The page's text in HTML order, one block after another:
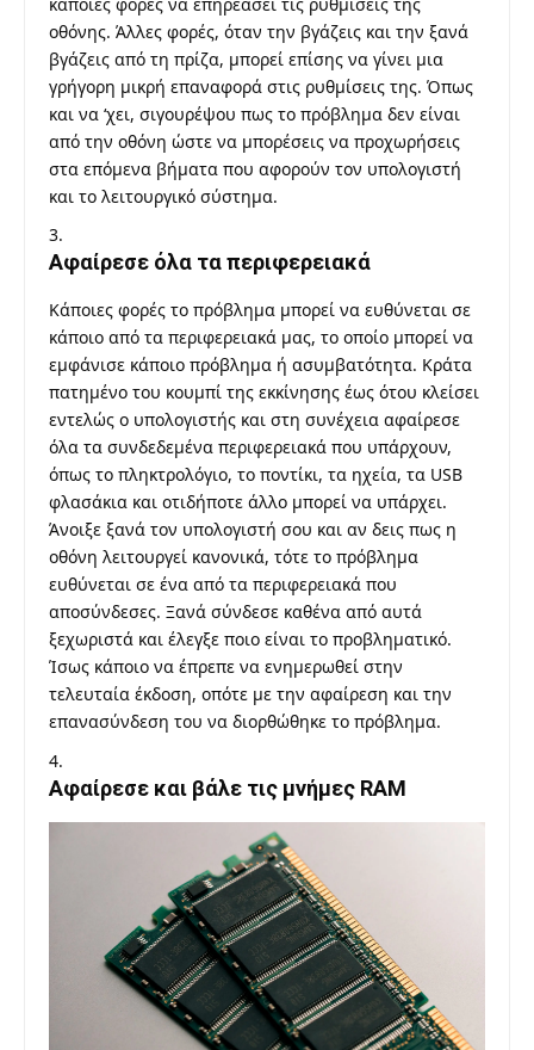
οθόνης. Άλλες φορές, όταν την βγάζεις και την ξανά
βγάζεις από τη πρίζα, μπορεί επίσης να γίνει μια
γρήγορη μικρή επαναφορά στις ρυθμίσεις της. Όπως
και να ‘χει, σιγουρέψου πως το πρόβλημα δεν είναι
από την οθόνη ώστε να μπορέσεις να προχωρήσεις
στα επόμενα βήματα που αφορούν τον υπολογιστή
και το λειτουργικό σύστημα.
Αφαίρεσε όλα τα περιφερειακά
Κάποιες φορές το πρόβλημα μπορεί να ευθύνεται σε
κάποιο από τα περιφερειακά μας, το οποίο μπορεί να
εμφάνισε κάποιο πρόβλημα ή ασυμβατότητα. Κράτα
πατημένο του κουμπί της εκκίνησης έως ότου κλείσει
εντελώς ο υπολογιστής και στη συνέχεια αφαίρεσε
όλα τα συνδεδεμένα περιφερειακά που υπάρχουν,
όπως το πληκτρολόγιο, το ποντίκι, τα ηχεία, τα USB
φλασάκια και οτιδήποτε άλλο μπορεί να υπάρχει.
Άνοιξε ξανά τον υπολογιστή σου και αν δεις πως η
οθόνη λειτουργεί κανονικά, τότε το πρόβλημα
ευθύνεται σε ένα από τα περιφερειακά που
αποσύνδεσες. Ξανά σύνδεσε καθένα από αυτά
ξεχωριστά και έλεγξε ποιο είναι το προβληματικό.
Ίσως κάποιο να έπρεπε να ενημερωθεί στην
τελευταία έκδοση, οπότε με την αφαίρεση και την
επανασύνδεση του να διορθώθηκε το πρόβλημα.
Αφαίρεσε και βάλε τις μνήμες RAM